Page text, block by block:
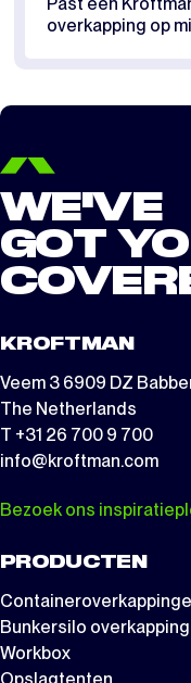
Past een
overkapping op
WE'VE
GOT
KROFTMAN
Veem 3 6909 DZ
The Netherlands
T +31 26 700 9 700
info@kroftman.com
Bezoek ons
PRODUCTEN
Bunkersilo
Workbox